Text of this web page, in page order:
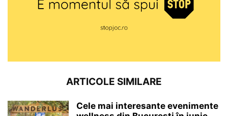
ARTICOLE SIMILARE
Cele mai interesante evenimente